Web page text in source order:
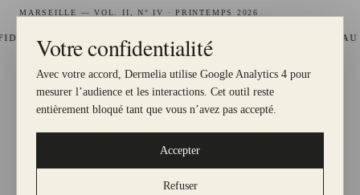
Votre confidentialité
Avec votre accord, Dermelia utilise Google Analytics 4 pour
mesurer l’audience et les interactions. Cet outil reste
entièrement bloqué tant que vous n’avez pas accepté.
Accepter
Refuser
MARSEILLE — VOL. II, N° IV · PRINTEMPS 2026
GRATUIT, 1 € = 1 POINT HYDRAFACIAL DISPONIBLE AU
DERMELIA
LE MEILLEUR POUR MA PEAU